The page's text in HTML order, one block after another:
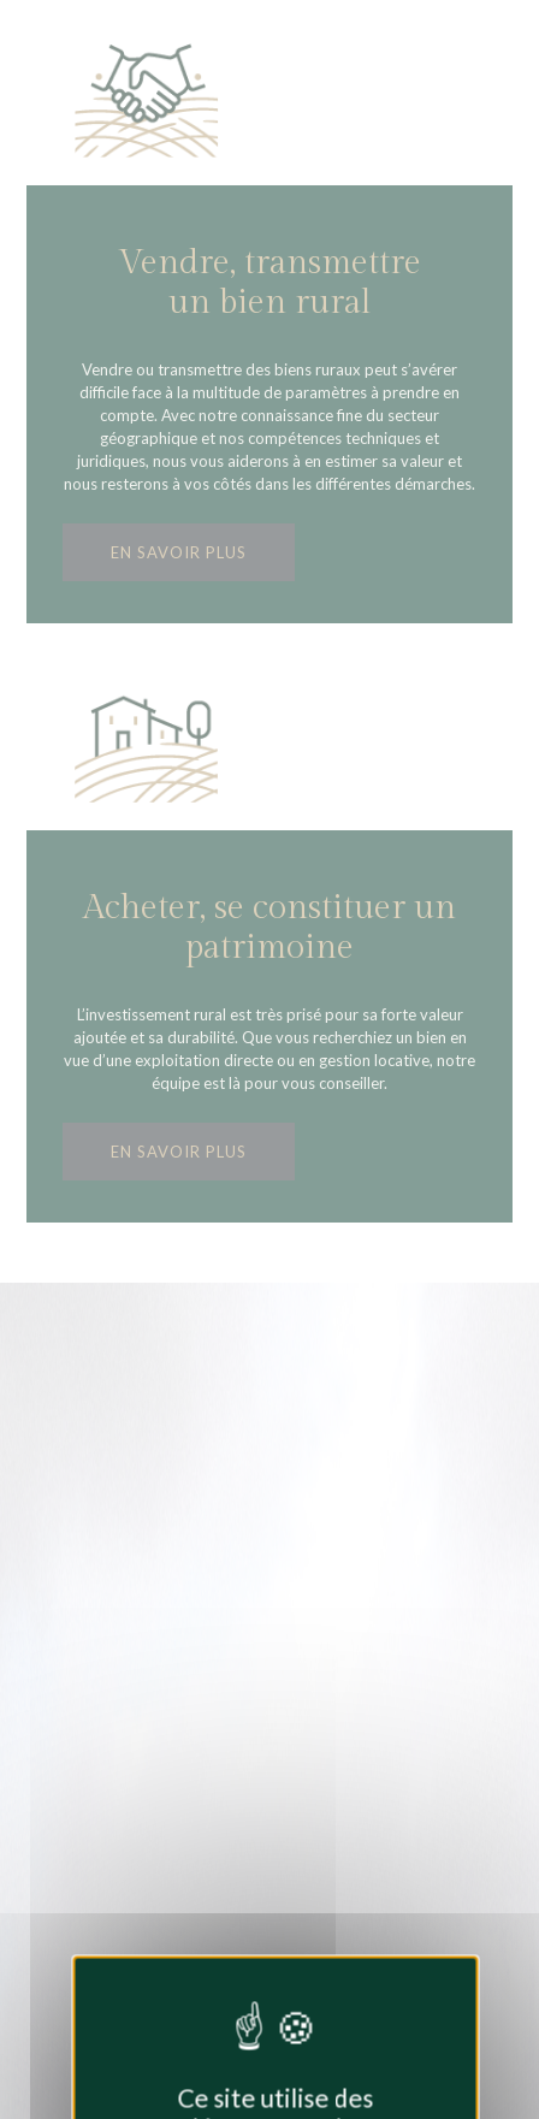
Vendre, transmettre
un bien rural
Vendre ou transmettre des biens ruraux peut s’avérer
difficile face à la multitude de paramètres à prendre en
compte. Avec notre connaissance fine du secteur
géographique et nos compétences techniques et
juridiques, nous vous aiderons à en estimer sa valeur et
nous resterons à vos côtés dans les différentes démarches.
EN SAVOIR PLUS
Acheter, se constituer un
patrimoine
L’investissement rural est très prisé pour sa forte valeur
ajoutée et sa durabilité. Que vous recherchiez un bien en
vue d’une exploitation directe ou en gestion locative, notre
équipe est là pour vous conseiller.
EN SAVOIR PLUS
Ce site utilise des